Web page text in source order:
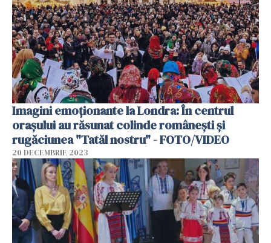
Imagini emoționante la Londra: În centrul
orașului au răsunat colinde românești și
rugăciunea "Tatăl nostru" - FOTO/VIDEO
20 DECEMBRIE 2023